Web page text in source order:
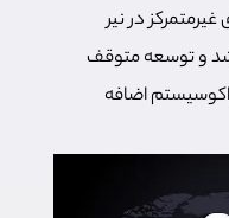
غیرمتمرکز در نیر
و توسعه متوقف
اضافه